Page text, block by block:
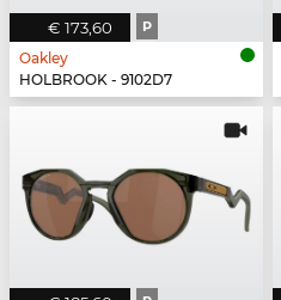
€ 173,60 P
Oakley
HOLBROOK - 9102D7